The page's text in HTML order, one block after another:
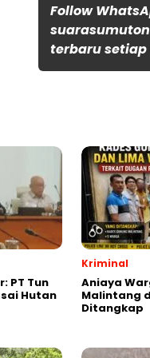
Follow
terbaru
PT Tun
Hutan
Kriminal
Aniaya
Malintang
Ditangkap